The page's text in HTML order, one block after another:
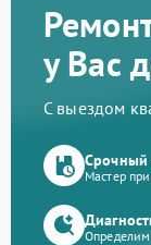
у Вас
С выездом
Срочный
Мастер
Определим